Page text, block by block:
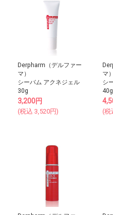
Derpharm（デルファー
マ）
シーバム アクネジェル
30g
3,200円
(税込3,520円)
マ）
シ
40g
(税